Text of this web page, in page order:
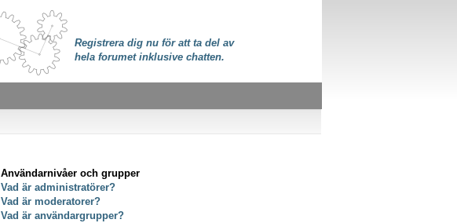
Registrera dig nu för att ta del av
hela forumet inklusive chatten.
Användarnivåer och grupper
Vad är administratörer?
Vad är moderatorer?
Vad är användargrupper?